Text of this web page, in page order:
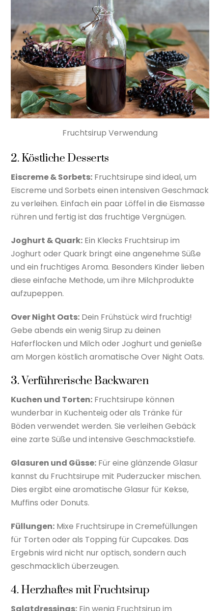
Fruchtsirup Verwendung
2. Köstliche Desserts
Eiscreme & Sorbets: Fruchtsirupe sind ideal, um
Eiscreme und Sorbets einen intensiven Geschmack
zu verleihen. Einfach ein paar Löffel in die Eismasse
rühren und fertig ist das fruchtige Vergnügen.
Joghurt & Quark: Ein Klecks Fruchtsirup im
Joghurt oder Quark bringt eine angenehme Süße
und ein fruchtiges Aroma. Besonders Kinder lieben
diese einfache Methode, um ihre Milchprodukte
aufzupeppen.
Over Night Oats: Dein Frühstück wird fruchtig!
Gebe abends ein wenig Sirup zu deinen
Haferflocken und Milch oder Joghurt und genieße
am Morgen köstlich aromatische Over Night Oats.
3. Verführerische Backwaren
Kuchen und Torten: Fruchtsirupe können
wunderbar in Kuchenteig oder als Tränke für
Böden verwendet werden. Sie verleihen Gebäck
eine zarte Süße und intensive Geschmackstiefe.
Glasuren und Güsse: Für eine glänzende Glasur
kannst du Fruchtsirupe mit Puderzucker mischen.
Dies ergibt eine aromatische Glasur für Kekse,
Muffins oder Donuts.
Füllungen: Mixe Fruchtsirupe in Cremefüllungen
für Torten oder als Topping für Cupcakes. Das
Ergebnis wird nicht nur optisch, sondern auch
geschmacklich überzeugen.
4. Herzhaftes mit Fruchtsirup
Salatdressings: Ein wenig Fruchtsirup im